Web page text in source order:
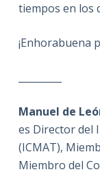
tiempos en los
¡Enhorabuena
Manuel de
es Director del
(ICMAT),
Miembro del